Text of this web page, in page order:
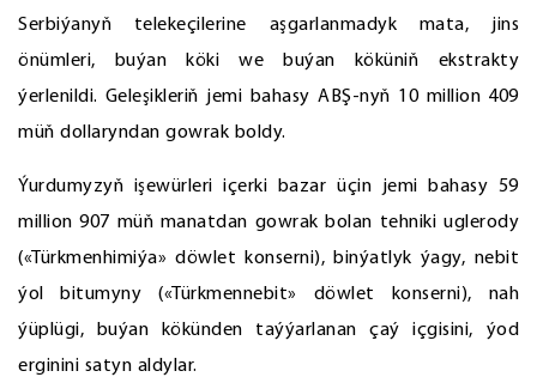
Serbiýanyň telekeçilerine aşgarlanmadyk mata, jins
önümleri, buýan köki we buýan köküniň ekstrakty
ýerlenildi. Geleşikleriň jemi bahasy ABŞ-nyň 10 million 409
müň dollaryndan gowrak boldy.
Ýurdumyzyň işewürleri içerki bazar üçin jemi bahasy 59
million 907 müň manatdan gowrak bolan tehniki uglerody
(«Türkmenhimiýa» döwlet konserni), binýatlyk ýagy, nebit
ýol bitumyny («Türkmennebit» döwlet konserni), nah
ýüplügi, buýan kökünden taýýarlanan çaý içgisini, ýod
erginini satyn aldylar.